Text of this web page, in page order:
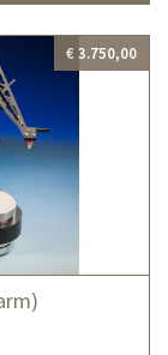
€ 3.750,00